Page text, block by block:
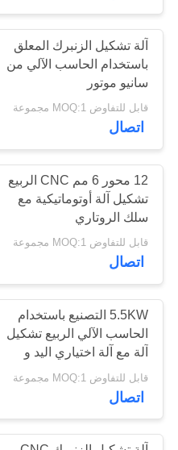
POLICY
آلة تشكيل الزنبرك المعلق
باستخدام الحاسب الآلي من
سانيو موتور
قابل للتفاوض MOQ:1 مجموعة
اتصال
12 محور 6 مم CNC الربيع
تشكيل آلة أوتوماتيكية مع
سلك الروتاري
قابل للتفاوض MOQ:1 مجموعة
اتصال
5.5KW التصنيع باستخدام
الحاسب الآلي الربيع تشكيل
آلة مع آلة اختياري اليد و
200KG ديسوالر
قابل للتفاوض MOQ:1 مجموعة
اتصال